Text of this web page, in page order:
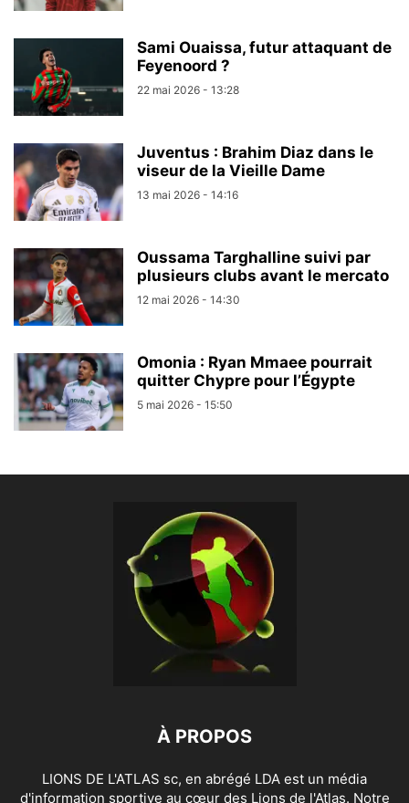
Sami Ouaissa, futur attaquant de
Feyenoord ?
22 mai 2026 - 13:28
Juventus : Brahim Diaz dans le
viseur de la Vieille Dame
13 mai 2026 - 14:16
Oussama Targhalline suivi par
plusieurs clubs avant le mercato
12 mai 2026 - 14:30
Omonia : Ryan Mmaee pourrait
quitter Chypre pour l’Égypte
5 mai 2026 - 15:50
À PROPOS
LIONS DE L'ATLAS sc, en abrégé LDA est un média
d'information sportive au cœur des Lions de l'Atlas. Notre